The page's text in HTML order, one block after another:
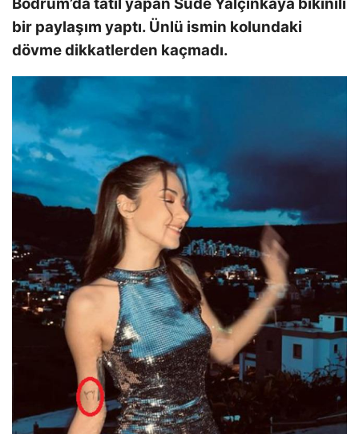
bir paylaşım yaptı. Ünlü ismin kolundaki
dövme dikkatlerden kaçmadı.